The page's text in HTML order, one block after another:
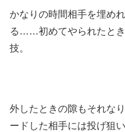
かなりの時間相手を埋め
る……初めてやられたと
技。
外したときの隙もそれな
ードした相手には投げ狙